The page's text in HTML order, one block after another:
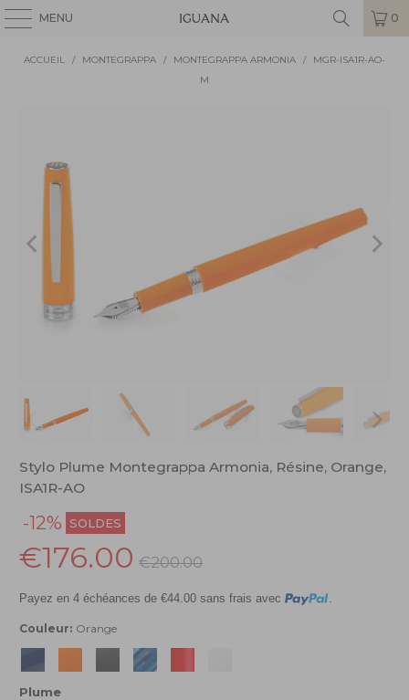
MENU 0
ACCUEIL / MONTEGRAPPA / MONTEGRAPPA ARMONIA /
MGR-ISA1R-AO-
M
Stylo Plume Montegrappa Armonia, Résine, Orange,
ISA1R-AO
-12% SOLDES
€176.00 €200.00
Payez en 4 échéances de €44.00 sans frais avec .
Couleur: Orange
Plume